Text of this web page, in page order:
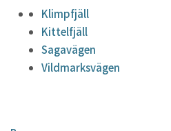
Klimpfjäll
Kittelfjäll
Sagavägen
Vildmarksvägen